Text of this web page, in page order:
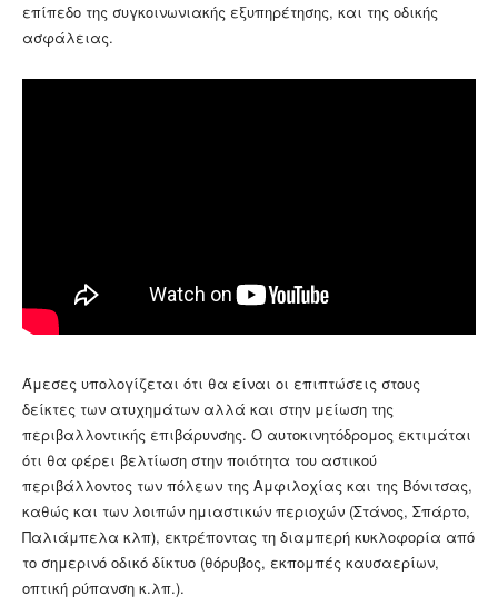
επίπεδο της συγκοινωνιακής εξυπηρέτησης, και της οδικής
ασφάλειας.
Άμεσες υπολογίζεται ότι θα είναι οι επιπτώσεις στους
δείκτες των ατυχημάτων αλλά και στην μείωση της
περιβαλλοντικής επιβάρυνσης. Ο αυτοκινητόδρομος εκτιμάται
ότι θα φέρει βελτίωση στην ποιότητα του αστικού
περιβάλλοντος των πόλεων της Αμφιλοχίας και της Βόνιτσας,
καθώς και των λοιπών ημιαστικών περιοχών (Στάνος, Σπάρτο,
Παλιάμπελα κλπ), εκτρέποντας τη διαμπερή κυκλοφορία από
το σημερινό οδικό δίκτυο (θόρυβος, εκπομπές καυσαερίων,
οπτική ρύπανση κ.λπ.).